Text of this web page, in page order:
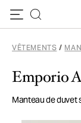
VÊTEMENTS /
Emporio
Manteau de duvet